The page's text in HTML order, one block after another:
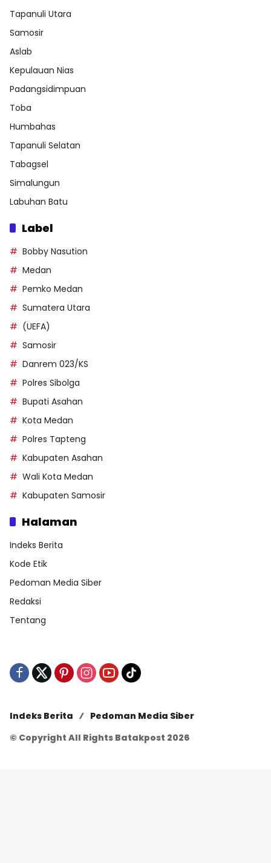
Tapanuli Utara
Samosir
Aslab
Kepulauan Nias
Padangsidimpuan
Toba
Humbahas
Tapanuli Selatan
Tabagsel
Simalungun
Labuhan Batu
Label
Bobby Nasution
Medan
Pemko Medan
Sumatera Utara
(UEFA)
Samosir
Danrem 023/KS
Polres Sibolga
Bupati Asahan
Kota Medan
Polres Tapteng
Kabupaten Asahan
Wali Kota Medan
Kabupaten Samosir
Halaman
Indeks Berita
Kode Etik
Pedoman Media Siber
Redaksi
Tentang
Indeks Berita
Pedoman Media Siber
© Copyright All Rights Batakpost 2026